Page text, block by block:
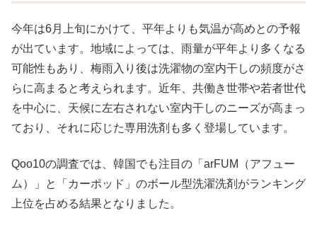
今年は6月上旬にかけて、平年よりも気温が高めとの予報
が出ています。地域によっては、雨量が平年より多くなる
可能性もあり、梅雨入り後は洗濯物の室内干しの頻度がさ
らに高まると考えられます。近年、共働き世帯や若者世代
を中心に、天候に左右されない室内干しのニーズが高まっ
ており、それに応じた専用洗剤も多く登場しています。
Qoo10の調査では、韓国でも注目の「arFUM（アフュー
ム）」と「カーポッド」のボール型洗濯洗剤がランキング
上位を占める結果となりました。